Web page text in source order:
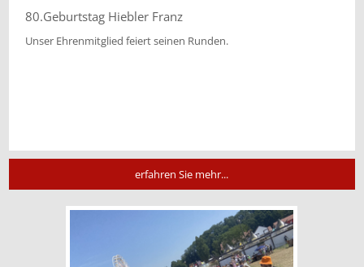
80.Geburtstag Hiebler Franz
Unser Ehrenmitglied feiert seinen Runden.
erfahren Sie mehr...